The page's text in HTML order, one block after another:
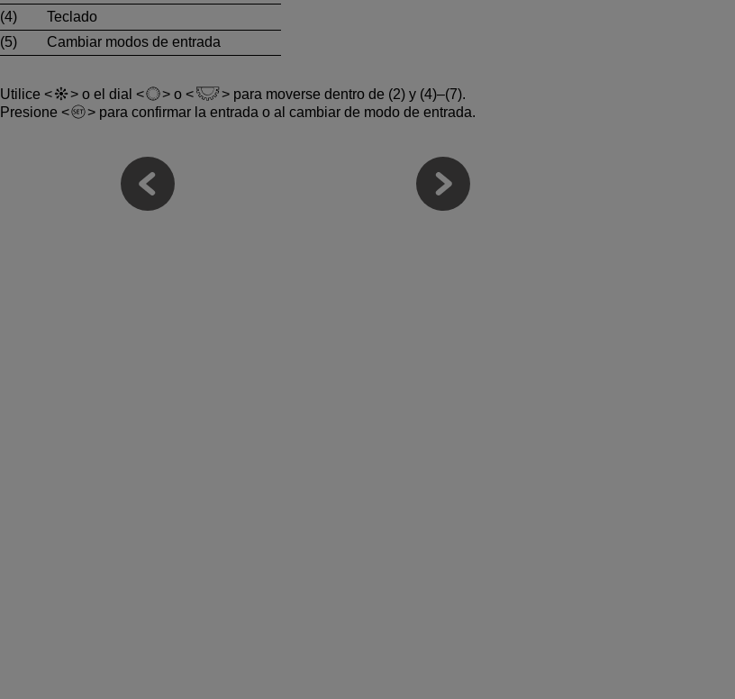
(4)
Teclado
(5)
Cambiar modos de entrada
Utilice o el dial o
para moverse dentro de (2) y (4)–(7).
Presione
para confirmar la entrada o al cambiar de modo de entrada.